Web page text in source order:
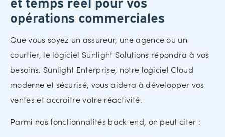
opérations commerciales
Que vous soyez un assureur, une agence ou un
courtier, le logiciel Sunlight Solutions répondra à vos
besoins. Sunlight Enterprise, notre logiciel Cloud
moderne et sécurisé, vous aidera à développer vos
ventes et accroitre votre réactivité.
Parmi nos fonctionnalités back-end, on peut citer :